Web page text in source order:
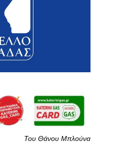
Του Θάνου Μπλούνα